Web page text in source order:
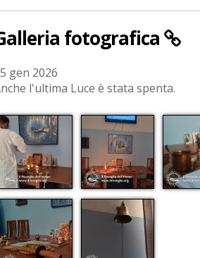
fotografica
gen 2026
l'ultima Luce è stata spenta.